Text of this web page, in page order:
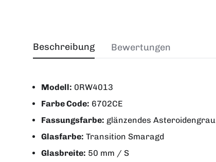
Beschreibung
Modell: 0RW4013
Farbe Code: 6702CE
Fassungsfarbe: glänzendes Asteroidengrau
Glasfarbe: Transition Smaragd
Glasbreite: 50 mm / S
Bewertungen